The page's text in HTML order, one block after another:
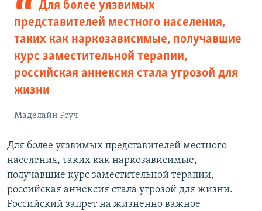
Для более уязвимых
представителей местного населения,
таких как наркозависимые, получавшие
курс заместительной терапии,
российская аннексия стала угрозой для
жизни
Маделайн Роуч
Для более уязвимых представителей местного
населения, таких как наркозависимые,
получавшие курс заместительной терапии,
российская аннексия стала угрозой для жизни.
Российский запрет на жизненно важное